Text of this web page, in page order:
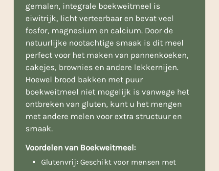
gemalen, integrale boekweitmeel is
eiwitrijk, licht verteerbaar en bevat veel
fosfor, magnesium en calcium. Door de
natuurlijke nootachtige smaak is dit meel
perfect voor het maken van pannenkoeken,
cakejes, brownies en andere lekkernijen.
Hoewel brood bakken met puur
boekweitmeel niet mogelijk is vanwege het
ontbreken van gluten, kunt u het mengen
met andere melen voor extra structuur en
smaak.
Voordelen van Boekweitmeel:
Glutenvrij: Geschikt voor mensen met